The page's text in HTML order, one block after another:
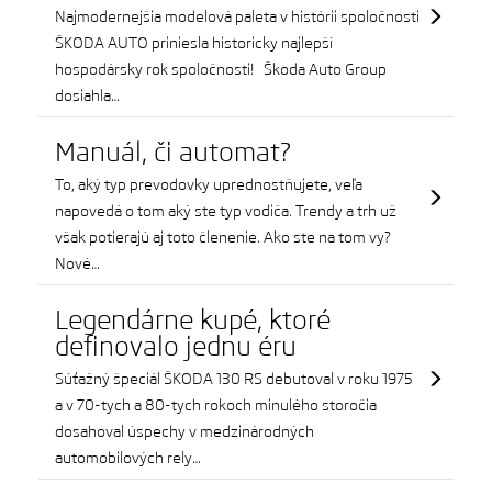
Najmodernejšia modelová paleta v histórii spoločnosti
ŠKODA AUTO priniesla historicky najlepší
hospodársky rok spoločnosti! Škoda Auto Group
dosiahla…
Manuál, či automat?
To, aký typ prevodovky uprednostňujete, veľa
napovedá o tom aký ste typ vodiča. Trendy a trh už
však potierajú aj toto členenie. Ako ste na tom vy?
Nové…
Legendárne kupé, ktoré
definovalo jednu éru
Súťažný špeciál ŠKODA 130 RS debutoval v roku 1975
a v 70-tych a 80-tych rokoch minulého storočia
dosahoval úspechy v medzinárodných
automobilových rely…